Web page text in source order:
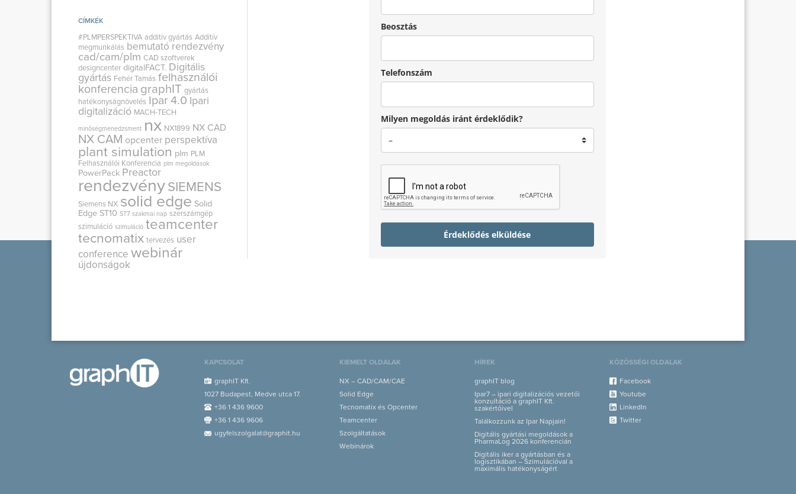
CÍMKÉK
#PLMPERSPEKTIVA additív gyártás Additív
megmunkálás bemutató rendezvény
cad/cam/plm CAD szoftverek
designcenter digitalFACT. Digitális
gyártás Fehér Tamás felhasználói
konferencia graphIT gyártás
hatékonyságnövelés Ipar 4.0 Ipari
digitalizáció MACH-TECH
minőségmenedzsment nx NX1899 NX CAD
NX CAM opcenter perspektíva
plant simulation plm PLM
Felhasználói Konferencia plm megoldások
PowerPack Preactor
rendezvénySIEMENS
Siemens NX solid edge Solid
Edge ST10 ST7 szakmai nap szerszámgép
szimuláció szimuláció teamcenter
tecnomatix tervezés user
conference webinár
újdonságok
Beosztás
Telefonszám
Milyen megoldás iránt érdeklődik?
Érdeklődés elküldése
KAPCSOLAT
graphIT Kft.
1027 Budapest, Medve utca 17.
+36 1 436 9600
+36 1 436 9606
ugyfelszolgalat@graphit.hu
KIEMELT OLDALAK
NX – CAD/CAM/CAE
Solid Edge
Tecnomatix és Opcenter
Teamcenter
Szolgáltatások
Webinárok
HÍREK
graphIT blog
Ipar7 – ipari digitalizációs vezetői
konzultáció a graphIT Kft.
szakértőivel
Találkozzunk az Ipar Napjain!
Digitális gyártási megoldások a
PharmaLog 2026 konferencián
Digitális iker a gyártásban és a
logisztikában – Szimulációval a
maximális hatékonyságért
KÖZÖSSÉGI OLDALAK
Facebook
Youtube
LinkedIn
Twitter